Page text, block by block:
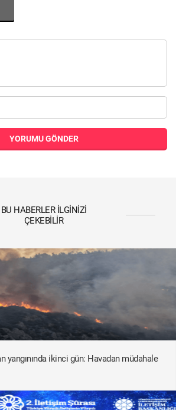
YORUMU GÖNDER
BU HABERLER İLGINIZI
ÇEKEBILIR
yangınında ikinci gün: Havadan müdahale